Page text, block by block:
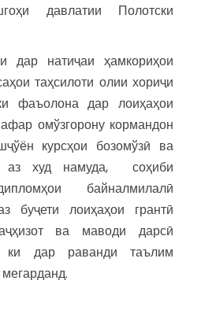
давлатии Полотски
дар натиҷаи ҳамкориҳои
таҳсилоти олии хориҷи
фаъолона дар лоиҳаҳои
омўзгорону кормандон
курсҳои бозомўзӣ ва
аз худ намуда, соҳиби
байналмилалӣ
буҷети лоиҳаҳои грантӣ
ва маводи дарсӣ
ки дар раванди таълим